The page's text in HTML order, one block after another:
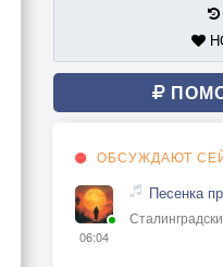
ОБСУЖДАЮТ
06:04
Песенка